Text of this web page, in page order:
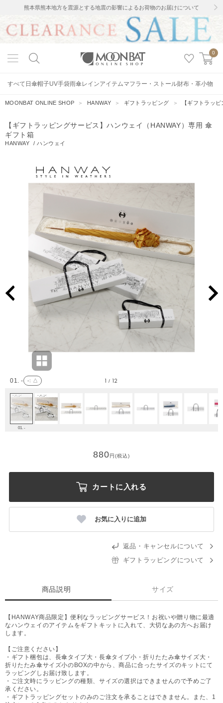
熊本県熊本地方を震源とする地震の影響によるお荷物のお届けについて
0
すべて 日傘帽子UV手袋雨傘レインアイテムマフラー・ストール財布・革小物
MOONBAT ONLINE SHOP ＞ HANWAY ＞ ギフトラッピング ＞ 【ギフトラッ
【ギフトラッピングサービス】ハンウェイ（HANWAY）専用 傘
ギフト箱
HANWAY /ハンウェイ
01. - -: △ 1 / 12
01. -
880円(税込)
カートに入れる
お気に入りに追加
返品・キャンセルについて
ギフトラッピングについて
商品説明 サイズ
【HANWAY商品限定】便利なラッピングサービス！お祝いや贈り物に最適
なハンウェイのアイテムをギフトキットに入れて、大切なあの方へお届け
します。
【ご注意ください】
・ギフト梱包は、長傘タイプ大・長傘タイプ小・折りたたみ傘サイズ大・
折りたたみ傘サイズ小のBOXの中から、商品に合ったサイズのキットにて
ラッピングしお届け致します。
・ご注文時にラッピングの種類、サイズの選択はできませんので予めご了
承ください。
・ギフトラッピングセットのみのご注文を承ることはできません。また、1